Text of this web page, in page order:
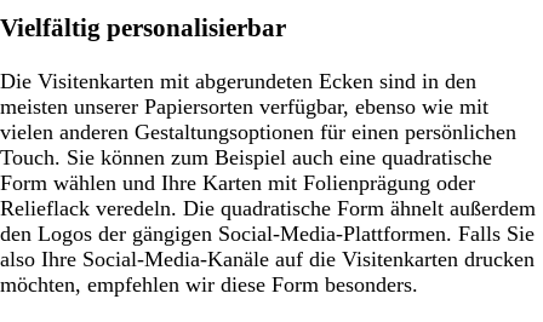
Vielfältig personalisierbar
Die Visitenkarten mit abgerundeten Ecken sind in den
meisten unserer Papiersorten verfügbar, ebenso wie mit
vielen anderen Gestaltungsoptionen für einen persönlichen
Touch. Sie können zum Beispiel auch eine quadratische
Form wählen und Ihre Karten mit Folienprägung oder
Relieflack veredeln. Die quadratische Form ähnelt außerdem
den Logos der gängigen Social-Media-Plattformen. Falls Sie
also Ihre Social-Media-Kanäle auf die Visitenkarten drucken
möchten, empfehlen wir diese Form besonders.